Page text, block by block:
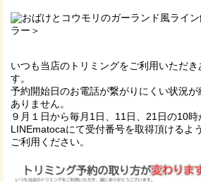
いつも当店のトリミングをご利用いただき
す。
予約開始日のお電話が繋がりにくい状況
ありません。
９月１日から毎月1日、11日、21日の10
LINEmatocaにて受付番号を取得頂けるよ
ご利用ください。